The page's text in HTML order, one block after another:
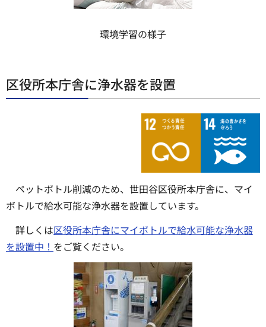
環境学習の様子
区役所本庁舎に浄水器を設置
ペットボトル削減のため、世田谷区役所本庁舎に、マイ
ボトルで給水可能な浄水器を設置しています。
詳しくは区役所本庁舎にマイボトルで給水可能な浄水器
を設置中！ をご覧ください。